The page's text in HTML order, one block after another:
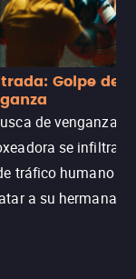
Golpe de
de venganza,
se infiltra
tráfico humano
a su hermana